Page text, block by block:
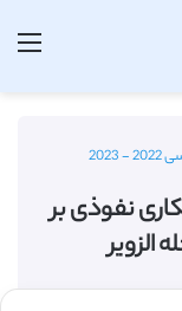
نفوذی بر